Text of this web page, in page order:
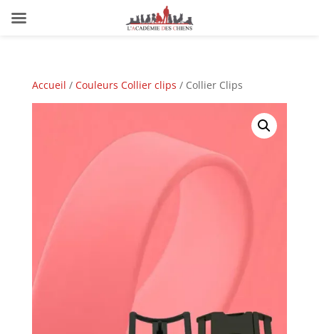
Accueil / Couleurs Collier clips / Collier Clips